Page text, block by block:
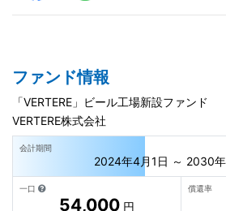
ファンド情報
「VERTERE」ビール工場新設ファンド
VERTERE株式会社
会計期間
2024年4月1日 ～ 2030
一口
54,000 円
償還率